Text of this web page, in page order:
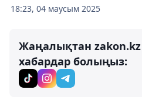
18:23, 04 маусым 2025
Жаңалықтан
хабардар болыңыз: